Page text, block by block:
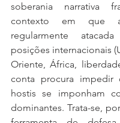
soberania narrativa
contexto em que
regularmente
posições internacionais
Oriente, África,
conta procura impedir
hostis se imponham
dominantes. Trata-se,